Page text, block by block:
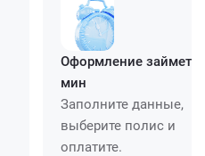
Оформление займет
мин
Заполните данные,
выберите полис и
оплатите.